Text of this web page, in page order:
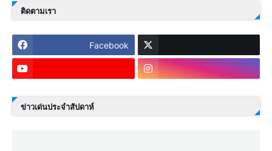
ติดตามเรา
Facebook
ข่าวเด่นประจำสัปดาห์